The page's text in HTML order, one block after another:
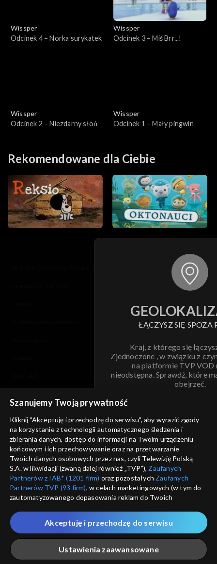
Wissper
Odcinek 4 – Norka surykatek
Wissper
Odcinek 3 – Miś Brr...!
Wissper
Odcinek 2 – Niezdarny słoń
Wissper
Odcinek 1 – Mały pingwin
Rekomendowane dla Ciebie
ŁĄCZYSZ SIĘ SPOZA
Kraj, z którego się
Zjednoczone , w związku z
na platformie TVP VOD
nieodstępna. Sprawdź, które
obejrzeć.
ANULUJ
informacje o dostawcy usług
Szanujemy Twoją prywatność
Kliknij "Akceptuję i przechodzę do serwisu", aby wyrazić zgody
na korzystanie z technologii automatycznego śledzenia i
zbierania danych, dostęp do informacji na Twoim urządzeniu
końcowym i ich przechowywanie oraz na przetwarzanie
Twoich danych osobowych przez nas, czyli Telewizję Polską
S.A. w likwidacji (zwaną dalej również „TVP”), Zaufanych
Partnerów z IAB* (1201 firm) oraz pozostałych Zaufanych
Partnerów TVP (93 firm), w celach marketingowych (w tym do
zautomatyzowanego dopasowania reklam do Twoich
które wskazujemy poniżej, a także zgody na udostępnianie
przez nas identyfikatora PPID do Google.
Twoje dane osobowe zbierane podczas odwiedzania przez
Ciebie naszych
poszczególnych serwisówzwanych dalej
„Portalem”, w tym informacje zapisywane za pomocą
Ustawienia zaawansowane
Akceptuję i przechodzę do serwisu